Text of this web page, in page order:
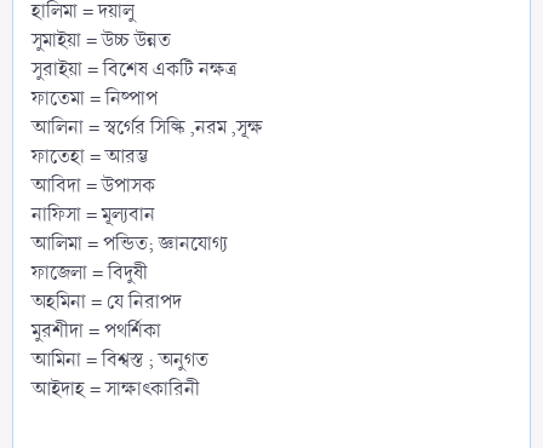
হালিমা = দয়ালু
সুমাইয়া = উচ্চ উন্নত
সুরাইয়া = বিশেষ একটি নক্ষত্র
ফাতেমা = নিষ্পাপ
আলিনা = স্বর্গের সিল্কি ,নরম ,সূক্ষ
ফাতেহা = আরম্ভ
আবিদা = উপাসক
নাফিসা = মূল্যবান
আলিমা = পন্ডিত; জ্ঞানযোগ্য
ফাজেলা = বিদুষী
অহমিনা = যে নিরাপদ
মুরশীদা = পথর্শিকা
আমিনা = বিশ্বস্ত ; অনুগত
আইদাহ = সাক্ষাৎকারিনী